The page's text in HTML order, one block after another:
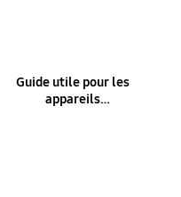
Guide utile pour les
appareils